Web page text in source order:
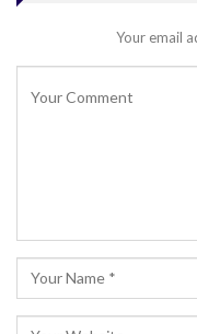
Your email